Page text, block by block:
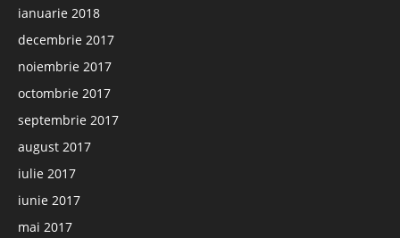
ianuarie 2018
decembrie 2017
noiembrie 2017
octombrie 2017
septembrie 2017
august 2017
iulie 2017
iunie 2017
mai 2017